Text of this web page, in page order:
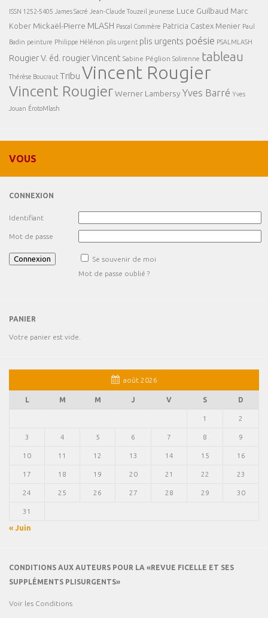
ISSN 1252-5405 James Sacré Jean-Claude Touzeil jeunesse Luce Guilbaud Marc
Kober Mickaël-Pierre MLASH Pascal Commère Patricia Castex Menier Paul
Badin peinture Philippe Hélénon plis urgent plis urgents poésie PSALMLASH
Rougier V. éd. rougier Vincent Sabine Péglion Solirenne tableau
Thérèse Boucraut Tribu Vincent Rougier
Vincent RougierWerner Lambersy Yves Barré Yves
Jouan ÉrotoMlash
VOUS
CONNEXION
Identifiant
Mot de passe
Se souvenir de moi
Mot de passe oublié ?
PANIER
Votre panier est vide.
août 2026
L M M J V S D
1 2
3 4 5 6 7 8 9
10 11 12 13 14 15 16
17 18 19 20 21 22 23
24 25 26 27 28 29 30
31
« Juin
CONDITIONS AUX AUTEURS POUR LA «REVUE FICELLE ET SES
SUPPLÉMENTS PLISURGENTS»
Voir les Conditions